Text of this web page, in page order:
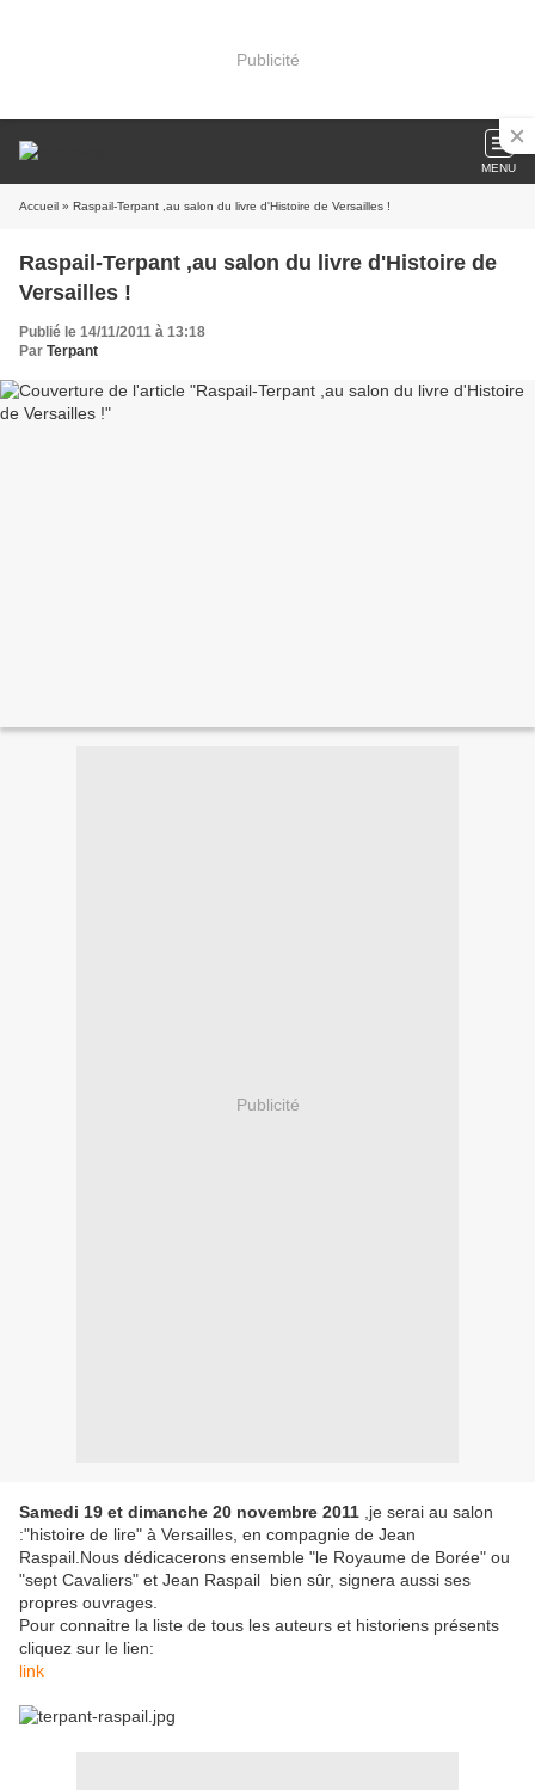
Publicité
MENU
Accueil » Raspail-Terpant ,au salon du livre d'Histoire de Versailles !
Raspail-Terpant ,au salon du livre d'Histoire de
Versailles !
Publié le 14/11/2011 à 13:18
Par Terpant
Publicité
Samedi 19 et dimanche 20 novembre 2011 ,je serai au salon
:"histoire de lire" à Versailles, en compagnie de Jean
Raspail.Nous dédicacerons ensemble "le Royaume de Borée" ou
"sept Cavaliers" et Jean Raspail bien sûr, signera aussi ses
propres ouvrages.
Pour connaitre la liste de tous les auteurs et historiens présents
cliquez sur le lien:
link